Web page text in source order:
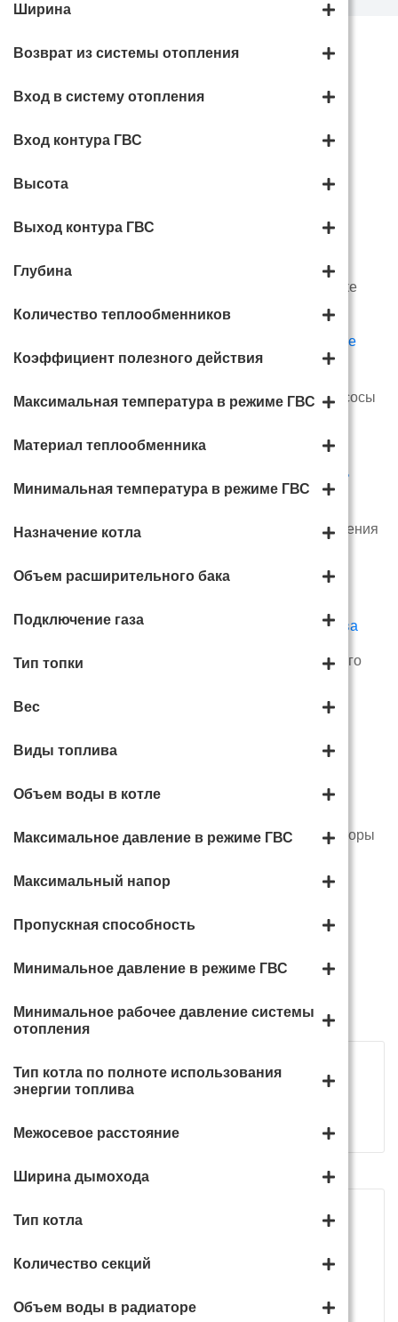
Ширина
Возврат из системы отопления
Вход в систему отопления
Вход контура ГВС
Высота
Выход контура ГВС
Глубина
Количество теплообменников
Коэффициент полезного действия
Максимальная температура в режиме ГВС
Материал теплообменника
Минимальная температура в режиме ГВС
Назначение котла
Объем расширительного бака
Подключение газа
Тип топки
Вес
Виды топлива
Объем воды в котле
Максимальное давление в режиме ГВС
Максимальный напор
Пропускная способность
Минимальное давление в режиме ГВС
Минимальное рабочее давление системы
отопления
Тип котла по полноте использования
энергии топлива
Межосевое расстояние
Ширина дымохода
Тип котла
Количество секций
Объем воды в радиаторе
Категории
Газовые котлы
Электрокотлы
Котлы на отработке
Стабилизаторы
Циркуляционные насосы
Расширительный
Теплоноситель отопления
Бойлеры косвенного
водонагреватели
Радиаторы и конвекторы
ОБОРУДОВАНИЕ
Всего487товаров
Сортировать
Показать по